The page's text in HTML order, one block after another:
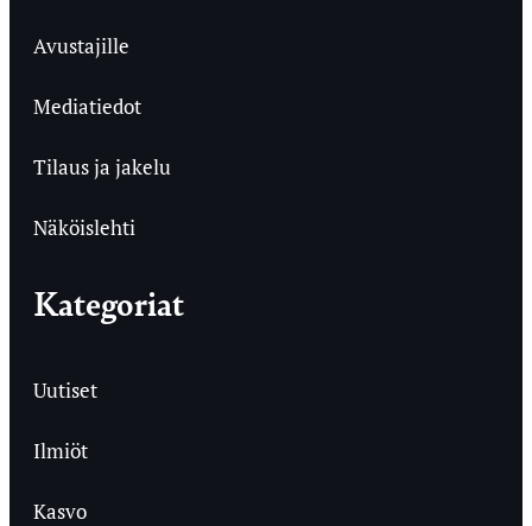
Avustajille
Mediatiedot
Tilaus ja jakelu
Näköislehti
Kategoriat
Uutiset
Ilmiöt
Kasvo